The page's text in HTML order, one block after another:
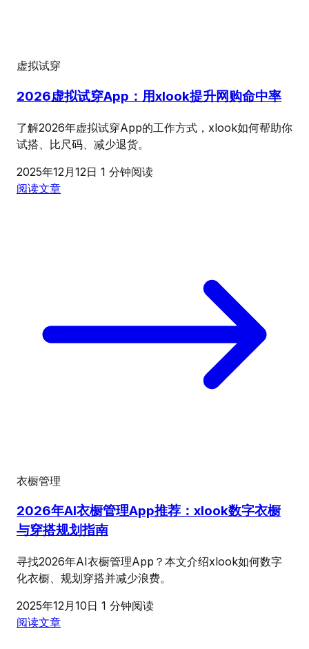
虚拟试穿
2026虚拟试穿App：用xlook提升网购命中率
了解2026年虚拟试穿App的工作方式，xlook如何帮助你
试搭、比尺码、减少退货。
2025年12月12日 1 分钟阅读
阅读文章
衣橱管理
2026年AI衣橱管理App推荐：xlook数字衣橱
与穿搭规划指南
寻找2026年AI衣橱管理App？本文介绍xlook如何数字
化衣橱、规划穿搭并减少浪费。
2025年12月10日 1 分钟阅读
阅读文章